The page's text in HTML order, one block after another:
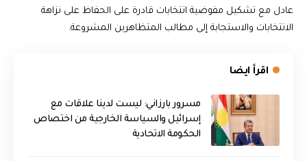
عادل مع تشكيل مفوضية انتخابات قادرة على الحفاظ على نزاهة
الانتخابات والاستجابة إلى مطالب المتظاهرين المشروعة.
اقرأ ايضا
مسرور بارزاني: ليست لدينا علاقات مع
إسرائيل والسياسة الخارجية من اختصاص
الحكومة الاتحادية